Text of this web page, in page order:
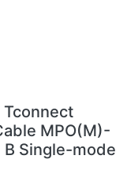
MPO(M)-
Single-mode